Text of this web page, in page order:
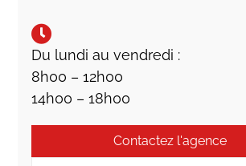
Du lundi au vendredi :
8h00 – 12h00
14h00 – 18h00
Contactez l'agence